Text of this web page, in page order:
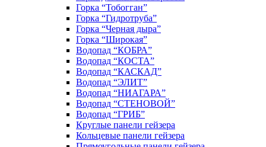
Горка “Тобогган”
Горка “Гидротруба”
Горка “Черная дыра”
Горка “Широкая”
Водопад “КОБРА”
Водопад “КОСТА”
Водопад “КАСКАД”
Водопад “ЭЛИТ”
Водопад “НИАГАРА”
Водопад “СТЕНОВОЙ”
Водопад “ГРИБ”
Круглые панели гейзера
Кольцевые панели гейзера